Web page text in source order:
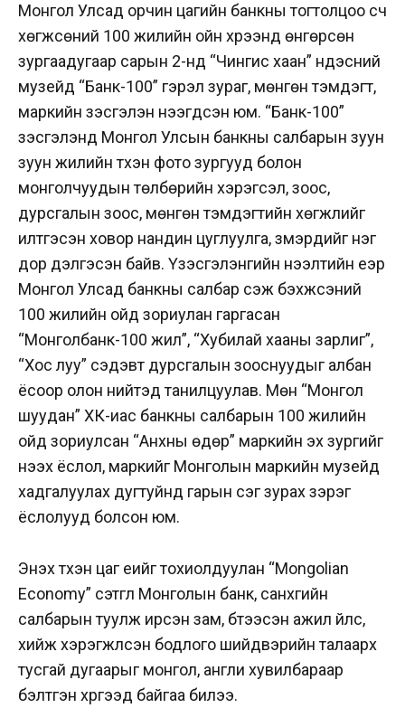
Монгол Улсад орчин цагийн банкны тогтолцоо үүсч
хөгжсөний 100 жилийн ойн хүрээнд өнгөрсөн
зургаадугаар сарын 2-нд “Чингис хаан” үндэсний
музейд “Банк-100” гэрэл зураг, мөнгөн тэмдэгт,
маркийн үзэсгэлэн нээгдсэн юм. “Банк-100”
үзэсгэлэнд Монгол Улсын банкны салбарын зуун
зуун жилийн түүхэн фото зургууд болон
монголчуудын төлбөрийн хэрэгсэл, зоос,
дурсгалын зоос, мөнгөн тэмдэгтийн хөгжлийг
илтгэсэн ховор нандин цуглуулга, үзмэрүүдийг нэг
дор дэлгэсэн байв. Үзэсгэлэнгийн нээлтийн үеэр
Монгол Улсад банкны салбар үүсэж бэхжсэний
100 жилийн ойд зориулан гаргасан
“Монголбанк-100 жил”, “Хубилай хааны зарлиг”,
“Хос луу” сэдэвт дурсгалын зооснуудыг албан
ёсоор олон нийтэд танилцуулав. Мөн “Монгол
шуудан” ХК-иас банкны салбарын 100 жилийн
ойд зориулсан “Анхны өдөр” маркийн эх зургийг
нээх ёслол, маркийг Монголын маркийн музейд
хадгалуулах дугтуйнд гарын үсэг зурах зэрэг
ёслолууд болсон юм.
Энэхүү түүхэн цаг үеийг тохиолдуулан “Mongolian
Economy” сэтгүүл Монголын банк, санхүүгийн
салбарын туулж ирсэн зам, бүтээсэн ажил үйлс,
хийж хэрэгжүүлсэн бодлого шийдвэрийн талаарх
тусгай дугаарыг монгол, англи хувилбараар
бэлтгэн хүргээд байгаа билээ.